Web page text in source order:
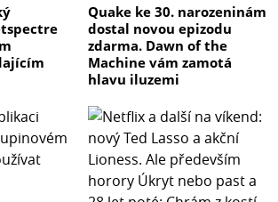
Quake ke 30. narozeninám
dostal novou epizodu
zdarma. Dawn of the
Machine vám zamotá
hlavu iluzemi